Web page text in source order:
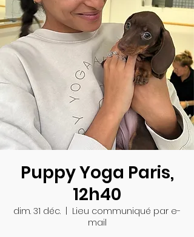
Puppy Yoga Paris,
12h40
dim. 31 déc.
  |
Lieu communiqué par e-
mail